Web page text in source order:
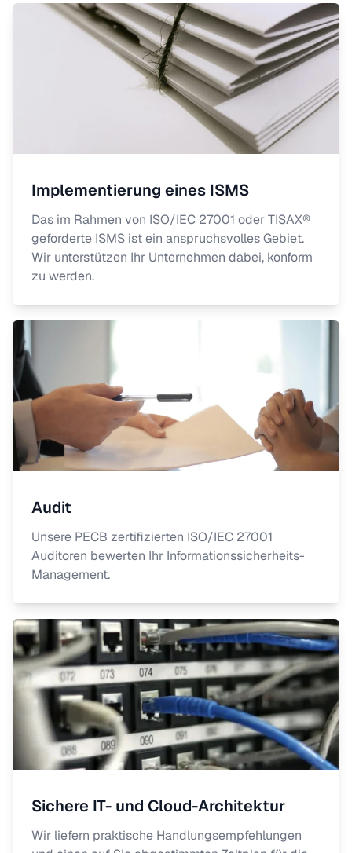
Implementierung eines ISMS
Das im Rahmen von ISO/IEC 27001 oder TISAX®
geforderte ISMS ist ein anspruchsvolles Gebiet.
Wir unterstützen Ihr Unternehmen dabei, konform
zu werden.
Audit
Unsere PECB zertifizierten ISO/IEC 27001
Auditoren bewerten Ihr Informationssicherheits-
Management.
Sichere IT- und Cloud-Architektur
Wir liefern praktische Handlungsempfehlungen